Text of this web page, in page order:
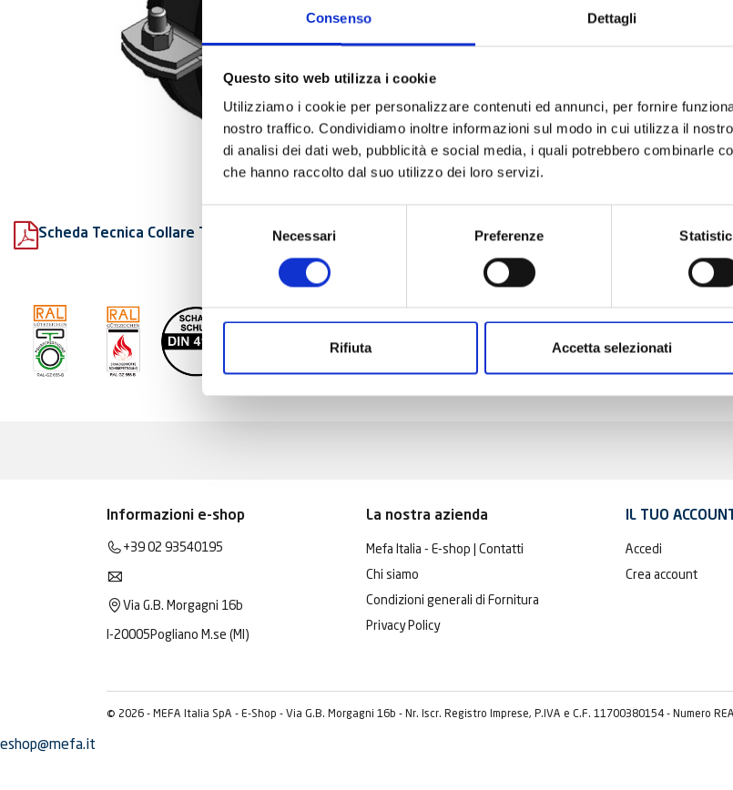
Consenso Dettagli
Questo sito web utilizza i cookie
Utilizziamo i cookie per personalizzare contenuti ed annunci, per fornire
nostro traffico. Condividiamo inoltre informazioni sul modo in cui utilizza il
di analisi dei dati web, pubblicità e social media, i quali potrebbero combinarle
che hanno raccolto dal suo utilizzo dei loro servizi.
Necessari Preferenze
Rifiuta Accetta selezionati
Scheda Tecnica Collare Titan HD fonoassorbente
QUANTITÀ A
UNITÀ DI MISURA:
DESCRIZIONE TIPO
Informazioni e-shop
+39 02 93540195
Via G.B. Morgagni 16b
I-20005Pogliano M.se (MI)
La nostra azienda
Mefa Italia - E-shop | Contatti
Chi siamo
Condizioni generali di Fornitura
Privacy Policy
IL TUO ACCOUNT
Accedi
Crea account
© 2026 - MEFA Italia SpA - E-Shop - Via G.B. Morgagni 16b - Nr. Iscr. Registro Imprese, P.IVA e C.F. 11700380154 - Numero
eshop@mefa.it